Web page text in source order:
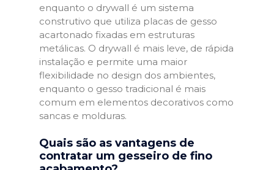
enquanto o drywall é um sistema
construtivo que utiliza placas de gesso
acartonado fixadas em estruturas
metálicas. O drywall é mais leve, de rápida
instalação e permite uma maior
flexibilidade no design dos ambientes,
enquanto o gesso tradicional é mais
comum em elementos decorativos como
sancas e molduras.
Quais são as vantagens de
contratar um gesseiro de fino